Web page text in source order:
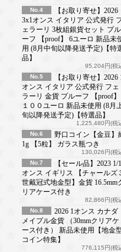
No.4
【お取り寄せ】2026
3x1オンス イタリア 公式発行
ェラーリ 3枚組銀貨セット プル
ーフ 【proof】 6ユーロ 新品未
用 (8月中旬以降発送予定)【特
品】
95,204円(税
No.5
【お取り寄せ】2026
オンス イタリア 公式発行 フェ
ラーリ 金貨 プルーフ 【proof】
１００ユーロ 新品未使用 (8月
旬以降発送予定)【特選品】
1,225,480円(税
No.6
野口コイン【金豆】
1g 【5粒】 ガラス瓶つき
130,026円(税
No.7
【セール品】2023 1/
オンス イギリス 【チャールズ
世戴冠式地金型】金貨 16.5mm
リアケース付き
82,866円(税
No.8
2026 1オンス カナダ
メイプル金貨 （30mmクリアケ
ース付き） 新品未使用【地金
コイン特集】
776,115円(税